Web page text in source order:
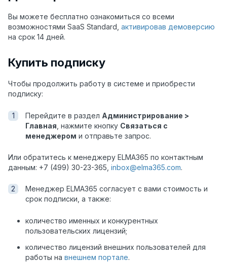
Вы можете бесплатно ознакомиться со всеми
возможностями SaaS Standard, активировав демоверсию
на срок 14 дней.
Купить подписку
Чтобы продолжить работу в системе и приобрести
подписку:
Перейдите в раздел Администрирование >
Главная , нажмите кнопку Связаться с
менеджером и отправьте запрос.
Или обратитесь к менеджеру ELMA365 по контактным
данным: +7 (499) 30-23-365, inbox@elma365.com.
Менеджер ELMA365 согласует с вами стоимость и
срок подписки, а также:
количество именных и конкурентных
пользовательских лицензий;
количество лицензий внешних пользователей для
работы на внешнем портале.